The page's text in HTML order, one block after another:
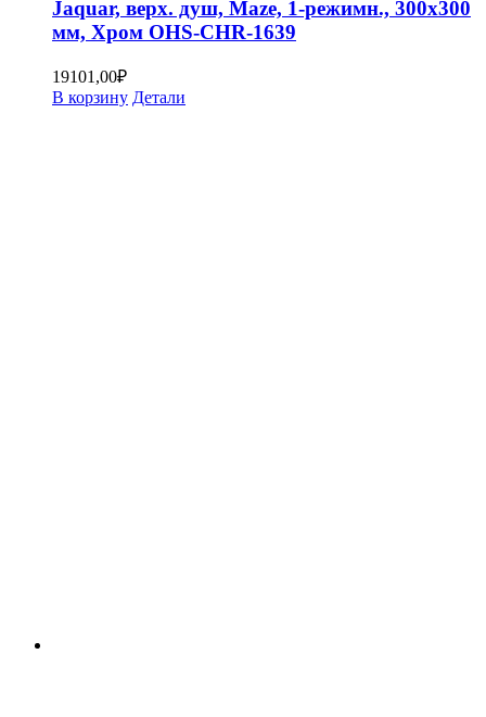
Jaquar, верх. душ, Maze, 1-режимн., 300х300
мм, Хром OHS-CHR-1639
19101,00₽
В корзину Детали